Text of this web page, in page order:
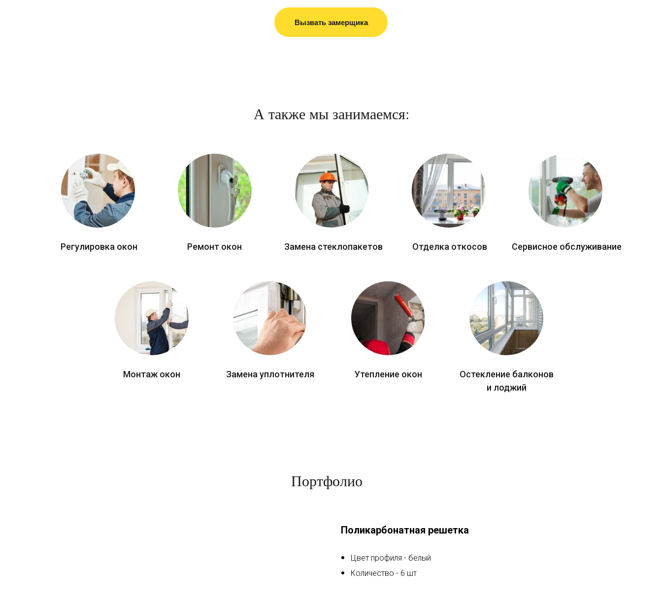
Вызвать замерщика
А также мы занимаемся:
Регулировка окон Ремонт окон Замена стеклопакетов Отделка откосов
Монтаж окон Замена уплотнителя Утепление окон
Сервисное обслуживание
Остекление балконов
и лоджий
Портфолио
Поликарбонатная решетка
Цвет профиля - белый
Количество - 6 шт